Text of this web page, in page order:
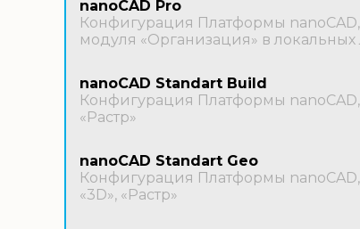
nanoCAD Pro
Конфигурация Платформы
модуля «Организация» в
nanoCAD Standart Build
Конфигурация Платформы
«Растр»
nanoCAD Standart Geo
Конфигурация Платформы
«3D», «Растр»